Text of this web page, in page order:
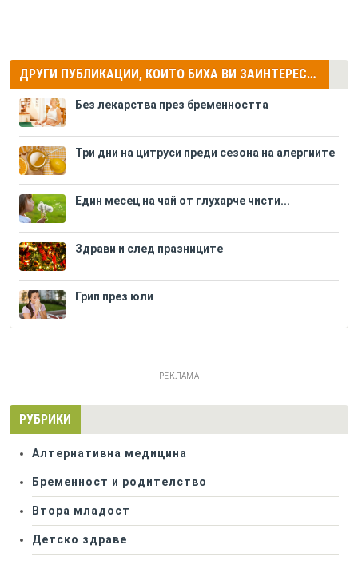
ДРУГИ ПУБЛИКАЦИИ, КОИТО БИХА ВИ ЗАИНТЕРЕСУВАЛИ
Без лекарства през бременността
Три дни на цитруси преди сезона на алергиите
Един месец на чай от глухарче чисти...
Здрави и след празниците
Грип през юли
РЕКЛАМА
РУБРИКИ
Алтернативна медицина
Бременност и родителство
Втора младост
Детско здраве